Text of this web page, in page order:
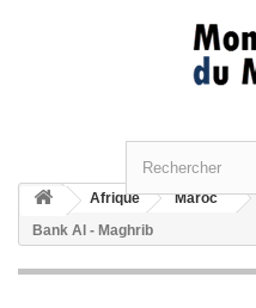
Afrique Maroc
Bank Al - Maghrib